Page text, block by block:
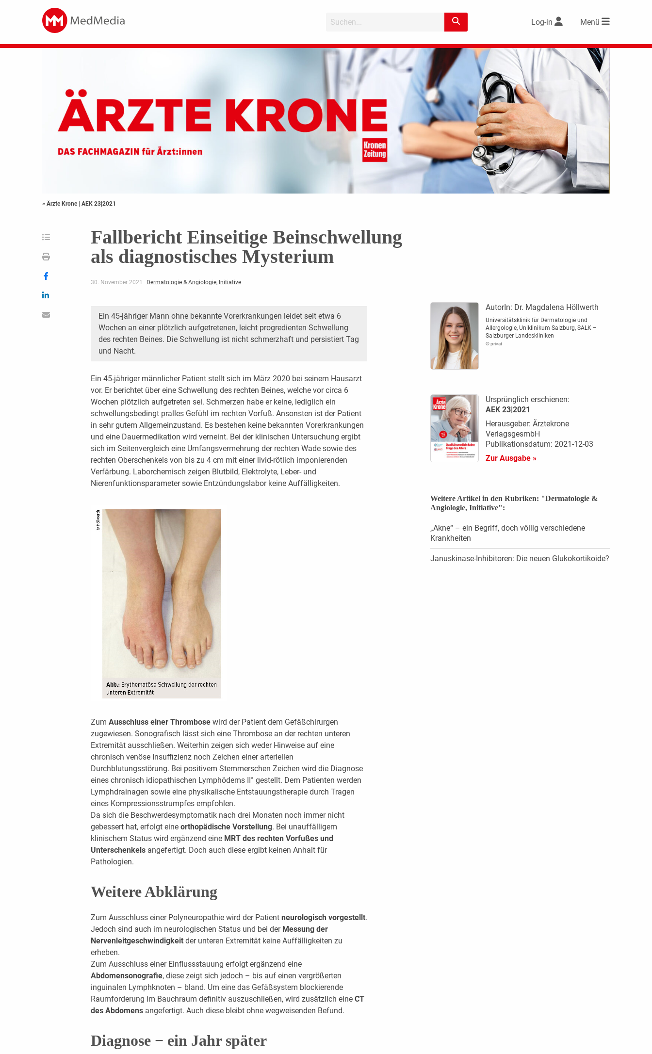
Log-in Menü
« Ärzte Krone | AEK 23|2021
Fallbericht Einseitige Beinschwellung
als diagnostisches Mysterium
30. November 2021 Dermatologie & Angiologie, Initiative
Ein 45-jähriger Mann ohne bekannte Vorerkrankungen leidet seit etwa 6
Wochen an einer plötzlich aufgetretenen, leicht progredienten Schwellung
des rechten Beines. Die Schwellung ist nicht schmerzhaft und persistiert Tag
und Nacht.
Ein 45-jähriger männlicher Patient stellt sich im März 2020 bei seinem Hausarzt
vor. Er berichtet über eine Schwellung des rechten Beines, welche vor circa 6
Wochen plötzlich aufgetreten sei. Schmerzen habe er keine, lediglich ein
schwellungsbedingt pralles Gefühl im rechten Vorfuß. Ansonsten ist der Patient
in sehr gutem Allgemeinzustand. Es bestehen keine bekannten Vorerkrankungen
und eine Dauermedikation wird verneint. Bei der klinischen Untersuchung ergibt
sich im Seitenvergleich eine Umfangsvermehrung der rechten Wade sowie des
rechten Oberschenkels von bis zu 4 cm mit einer livid-rötlich imponierenden
Verfärbung. Laborchemisch zeigen Blutbild, Elektrolyte, Leber- und
Nierenfunktionsparameter sowie Entzündungslabor keine Auffälligkeiten.
Zum Ausschluss einer Thrombosewird der Patient dem Gefäßchirurgen
zugewiesen. Sonografisch lässt sich eine Thrombose an der rechten unteren
Extremität ausschließen. Weiterhin zeigen sich weder Hinweise auf eine
chronisch venöse Insuffizienz noch Zeichen einer arteriellen
Durchblutungsstörung. Bei positivem Stemmerschen Zeichen wird die Diagnose
eines chronisch idiopathischen Lymphödems II° gestellt. Dem Patienten werden
Lymphdrainagen sowie eine physikalische Entstauungstherapie durch Tragen
eines Kompressionsstrumpfes empfohlen.
Da sich die Beschwerdesymptomatik nach drei Monaten noch immer nicht
gebessert hat, erfolgt eine orthopädische Vorstellung. Bei unauffälligem
klinischem Status wird ergänzend eine MRT des rechten Vorfußes und
Unterschenkelsangefertigt. Doch auch diese ergibt keinen Anhalt für
Pathologien.
Weitere Abklärung
Zum Ausschluss einer Polyneuropathie wird der Patient neurologisch vorgestellt.
Jedoch sind auch im neurologischen Status und bei der Messung der
Nervenleitgeschwindigkeitder unteren Extremität keine Auffälligkeiten zu
erheben.
Zum Ausschluss einer Einflussstauung erfolgt ergänzend eine
Abdomensonografie, diese zeigt sich jedoch – bis auf einen vergrößerten
inguinalen Lymphknoten – bland. Um eine das Gefäßsystem blockierende
Raumforderung im Bauchraum definitiv auszuschließen, wird zusätzlich eine CT
des Abdomensangefertigt. Auch diese bleibt ohne wegweisenden Befund.
Diagnose − ein Jahr später
AutorIn: Dr. Magdalena Höllwerth
Universitätsklinik für Dermatologie und
Allergologie, Uniklinikum Salzburg, SALK –
Salzburger Landeskliniken
© privat
Ursprünglich erschienen:
AEK 23|2021
Herausgeber: Ärztekrone
VerlagsgesmbH
Publikationsdatum: 2021-12-03
Zur Ausgabe »
Weitere Artikel in den Rubriken: "Dermatologie &
Angiologie, Initiative":
„Akne“ – ein Begriff, doch völlig verschiedene
Krankheiten
Januskinase-Inhibitoren: Die neuen Glukokortikoide?